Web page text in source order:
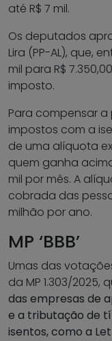
até R$ 7 mil.
Os deputados
Lira (PP-AL), que,
mil para R$
imposto.
Para compensar
impostos com a
de uma alíquota
quem ganha
mil por mês. A
cobrada das
milhão por ano.
MP ‘BBB’
Umas das
da MP 1.303/2025,
das empresas de
e a tributação de
isentos, como a